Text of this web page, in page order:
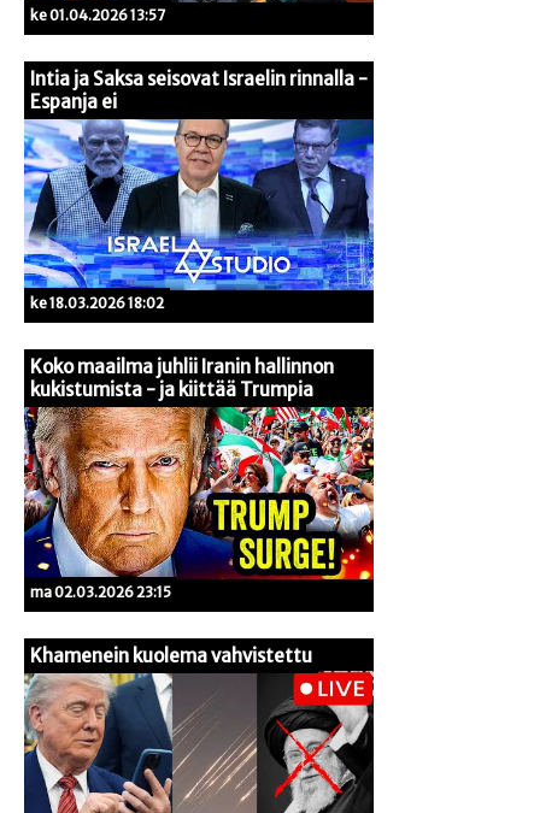
ke 01.04.2026 13:57
Intia ja Saksa seisovat Israelin rinnalla -
Espanja ei
ke 18.03.2026 18:02
Koko maailma juhlii Iranin hallinnon
kukistumista - ja kiittää Trumpia
ma 02.03.2026 23:15
Khamenein kuolema vahvistettu